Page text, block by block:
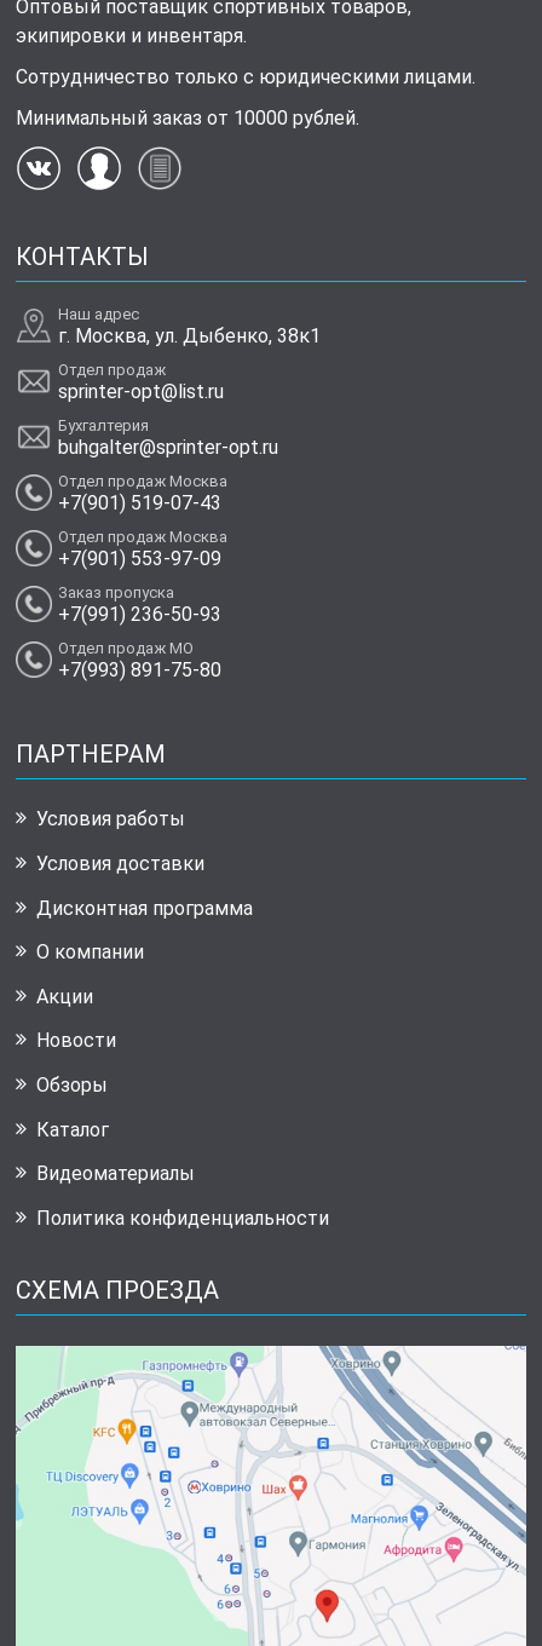
Оптовый поставщик спортивных товаров,
экипировки и инвентаря.
Сотрудничество только с юридическими лицами.
Минимальный заказ от 10000 рублей.
КОНТАКТЫ
Наш адрес
г. Москва, ул. Дыбенко, 38к1
Отдел продаж
sprinter-opt@list.ru
Бухгалтерия
buhgalter@sprinter-opt.ru
Отдел продаж Москва
+7(901) 519-07-43
Отдел продаж Москва
+7(901) 553-97-09
Заказ пропуска
+7(991) 236-50-93
Отдел продаж МО
+7(993) 891-75-80
ПАРТНЕРАМ
Условия работы
Условия доставки
Дисконтная программа
О компании
Акции
Новости
Обзоры
Каталог
Видеоматериалы
Политика конфиденциальности
СХЕМА ПРОЕЗДА